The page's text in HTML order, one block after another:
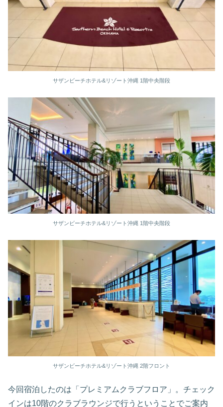
サザンビーチホテル&リゾート沖縄 1階中央階段
サザンビーチホテル&リゾート沖縄 1階中央階段
サザンビーチホテル&リゾート沖縄 2階フロント
今回宿泊したのは「プレミアムクラブフロア」。チェック
インは10階のクラブラウンジで行うということでご案内